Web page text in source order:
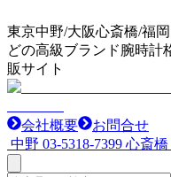
東京中野/大阪心斎橋/福
どの高級ブランド腕時計
販サイト
会社概要
お問合せ
中野 03-5318-7399 心斎橋